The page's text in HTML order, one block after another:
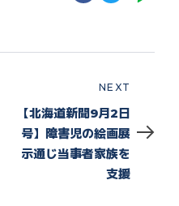
NEXT
【北海道新聞9月2日
号】障害児の絵画展
示通じ当事者家族を
支援